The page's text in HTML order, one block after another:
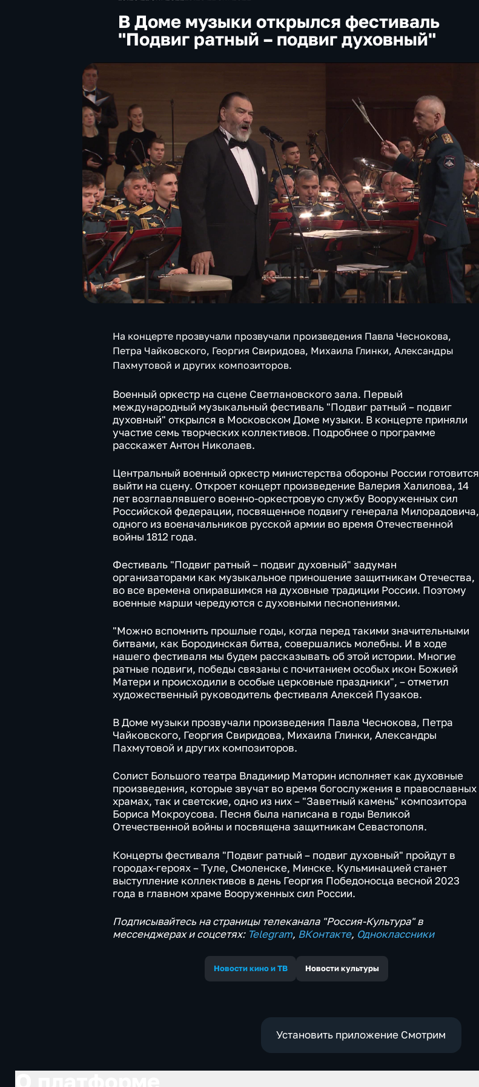
В Доме музыки открылся фестиваль
"Подвиг ратный – подвиг духовный"
На концерте прозвучали прозвучали произведения Павла Чеснокова,
Петра Чайковского, Георгия Свиридова, Михаила Глинки, Александры
Пахмутовой и других композиторов.
Военный оркестр на сцене Светлановского зала. Первый
международный музыкальный фестиваль "Подвиг ратный – подвиг
духовный" открылся в Московском Доме музыки. В концерте приняли
участие семь творческих коллективов. Подробнее о программе
расскажет Антон Николаев.
Центральный военный оркестр министерства обороны России готовится
выйти на сцену. Откроет концерт произведение Валерия Халилова, 14
лет возглавлявшего военно-оркестровую службу Вооруженных сил
Российской федерации, посвященное подвигу генерала Милорадовича,
одного из военачальников русской армии во время Отечественной
войны 1812 года.
Фестиваль "Подвиг ратный – подвиг духовный" задуман
организаторами как музыкальное приношение защитникам Отечества,
во все времена опиравшимся на духовные традиции России. Поэтому
военные марши чередуются с духовными песнопениями.
"Можно вспомнить прошлые годы, когда перед такими значительными
битвами, как Бородинская битва, совершались молебны. И в ходе
нашего фестиваля мы будем рассказывать об этой истории. Многие
ратные подвиги, победы связаны с почитанием особых икон Божией
Матери и происходили в особые церковные праздники", – отметил
художественный руководитель фестиваля Алексей Пузаков.
В Доме музыки прозвучали произведения Павла Чеснокова, Петра
Чайковского, Георгия Свиридова, Михаила Глинки, Александры
Пахмутовой и других композиторов.
Солист Большого театра Владимир Маторин исполняет как духовные
произведения, которые звучат во время богослужения в православных
храмах, так и светские, одно из них – "Заветный камень" композитора
Бориса Мокроусова. Песня была написана в годы Великой
Отечественной войны и посвящена защитникам Севастополя.
Концерты фестиваля "Подвиг ратный – подвиг духовный" пройдут в
городах-героях – Туле, Смоленске, Минске. Кульминацией станет
выступление коллективов в день Георгия Победоносца весной 2023
года в главном храме Вооруженных сил России.
Подписывайтесь на страницы телеканала "Россия-Культура" в
мессенджерах и соцсетях: Telegram, ВКонтакте, Одноклассники
Новости кино и ТВ Новости культуры
Установить приложение Смотрим